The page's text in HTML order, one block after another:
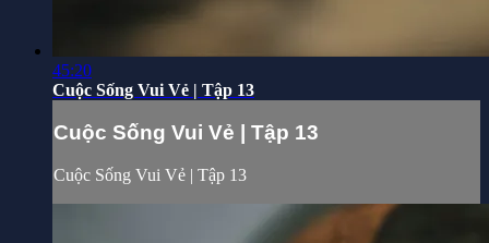
45:20
Cuộc Sống Vui Vẻ | Tập 13
Cuộc Sống Vui Vẻ | Tập 13
Cuộc Sống Vui Vẻ | Tập 13